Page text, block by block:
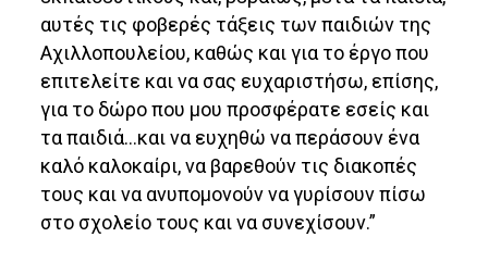
αυτές τις φοβερές τάξεις των παιδιών της
Αχιλλοπουλείου, καθώς και για το έργο που
επιτελείτε και να σας ευχαριστήσω, επίσης,
για το δώρο που μου προσφέρατε εσείς και
τα παιδιά…και να ευχηθώ να περάσουν ένα
καλό καλοκαίρι, να βαρεθούν τις διακοπές
τους και να ανυπομονούν να γυρίσουν πίσω
στο σχολείο τους και να συνεχίσουν.”